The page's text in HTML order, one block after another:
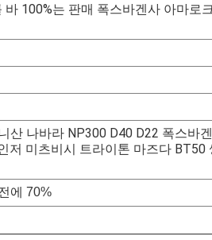
100%는 판매 폭스바겐사 아마로
산 나바라 NP300 D40 D22 폭스바
저 미츠비시 트라이톤 마즈다 BT50
에 70%